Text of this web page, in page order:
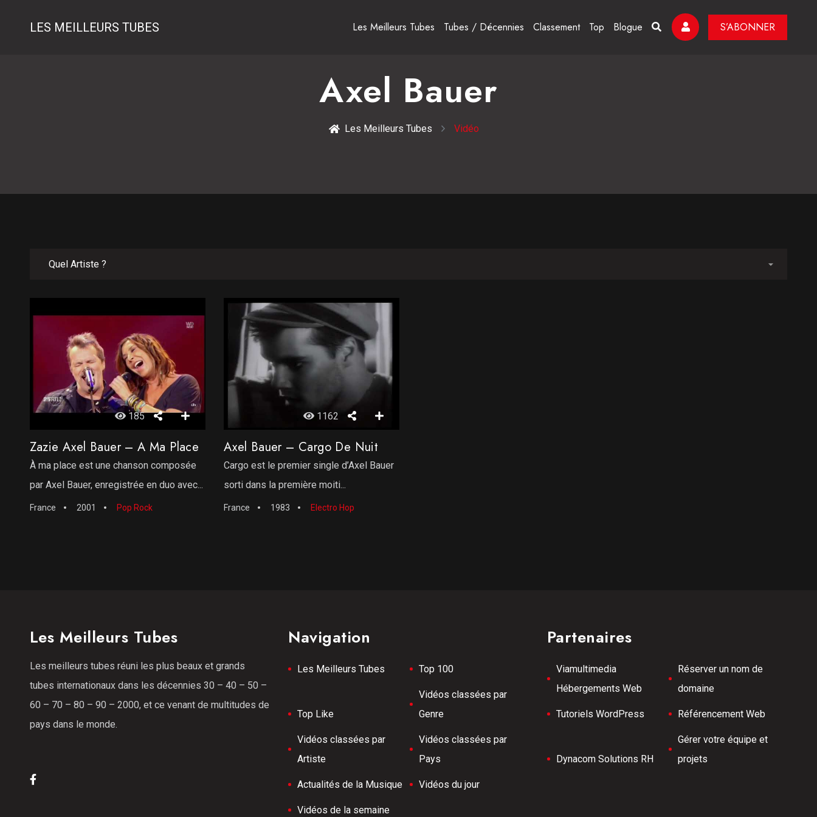
LES MEILLEURS TUBES Les Meilleurs Tubes Tubes / Décennies Classement Top Blogue S’ABONNER
Axel Bauer
Les Meilleurs Tubes Vidéo
185
Zazie Axel Bauer – A Ma Place
À ma place est une chanson composée
par Axel Bauer, enregistrée en duo avec...
France 2001 Pop Rock
1162
Axel Bauer – Cargo De Nuit
Cargo est le premier single d’Axel Bauer
sorti dans la première moiti...
France 1983 Electro Hop
Les Meilleurs Tubes
Les meilleurs tubes réuni les plus beaux et grands
tubes internationaux dans les décennies 30 – 40 – 50 –
60 – 70 – 80 – 90 – 2000, et ce venant de multitudes de
pays dans le monde.
Navigation
Les Meilleurs Tubes Top 100
Top Like
Vidéos classées par
Genre
Vidéos classées par
Artiste
Vidéos classées par
Pays
Actualités de la Musique Vidéos du jour
Vidéos de la semaine
Partenaires
Viamultimedia
Hébergements Web
Réserver un nom de
domaine
Tutoriels WordPress Référencement Web
Dynacom Solutions RH
Gérer votre équipe et
projets